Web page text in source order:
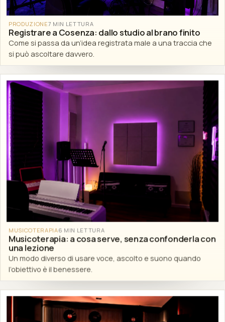
PRODUZIONE7 MIN LETTURA
Registrare a Cosenza: dallo studio al brano finito
Come si passa da un’idea registrata male a una traccia che
si può ascoltare davvero.
MUSICOTERAPIA6 MIN LETTURA
Musicoterapia: a cosa serve, senza confonderla con
una lezione
Un modo diverso di usare voce, ascolto e suono quando
l’obiettivo è il benessere.